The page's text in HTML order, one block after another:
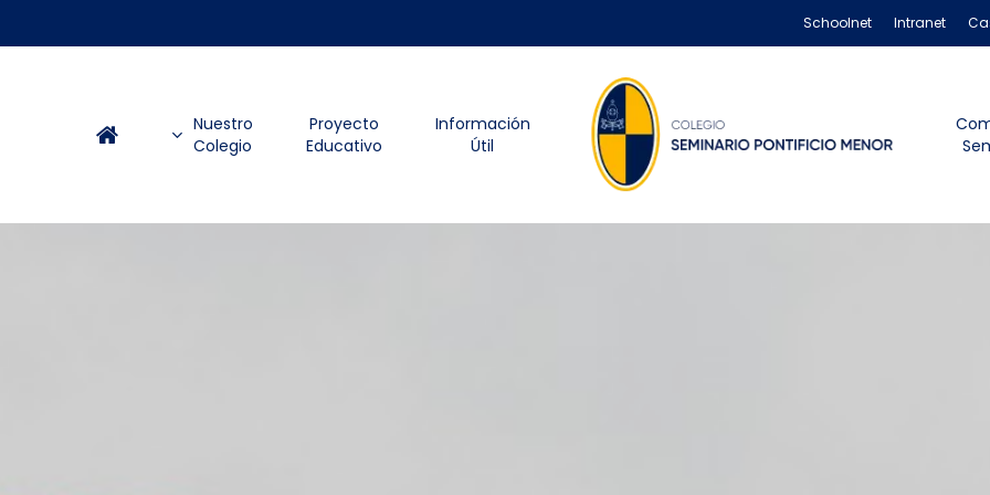
main
Schoolnet Intranet
Nuestro
Colegio
Proyecto
Educativo
Información
Útil